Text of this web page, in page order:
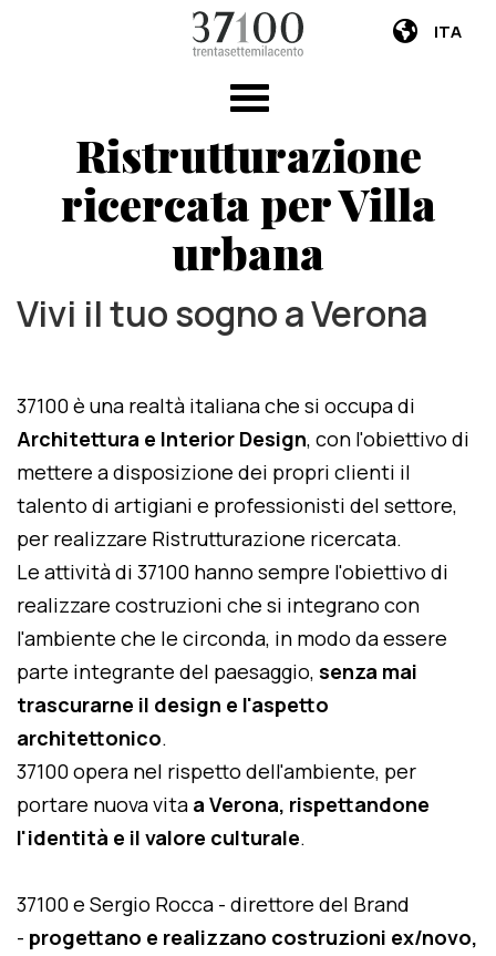
ITA
Ristrutturazione
ricercata per Villa
urbana
Vivi il tuo sogno a Verona
37100 è una realtà italiana che si occupa di
Architettura e Interior Design, con l'obiettivo di
mettere a disposizione dei propri clienti il
talento di artigiani e professionisti del settore,
per realizzare Ristrutturazione ricercata.
Le attività di 37100 hanno sempre l'obiettivo di
realizzare costruzioni che si integrano con
l'ambiente che le circonda, in modo da essere
parte integrante del paesaggio, senza mai
trascurarne il design e l'aspetto
architettonico.
37100 opera nel rispetto dell'ambiente, per
portare nuova vita a Verona, rispettandone
l'identità e il valore culturale.
37100 e Sergio Rocca - direttore del Brand
- progettano e realizzano costruzioni ex/novo,